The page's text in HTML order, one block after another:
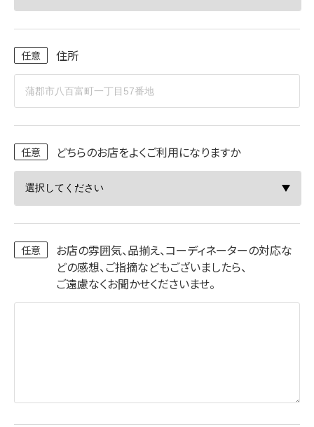
住所
どちらのお店をよくご利用になりますか
お店の雰囲気、品揃え、コーディネーターの対応な
どの感想、ご指摘などもございましたら、
ご遠慮なくお聞かせくださいませ。